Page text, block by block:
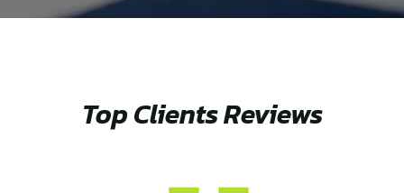
Top Clients Reviews